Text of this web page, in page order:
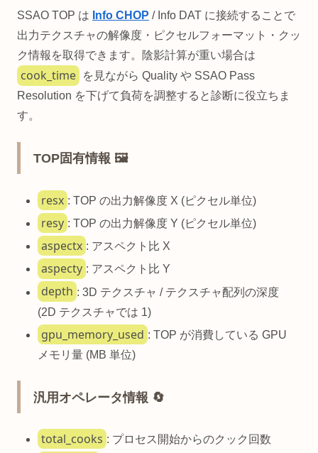
SSAO TOP は Info CHOP / Info DAT に接続することで
出力テクスチャの解像度・ピクセルフォーマット・クッ
ク情報を取得できます。陰影計算が重い場合は
cook_time
を見ながら Quality や SSAO Pass
Resolution を下げて負荷を調整すると診断に役立ちま
す。
TOP固有情報 🖼️
resx : TOP の出力解像度 X (ピクセル単位)
resy : TOP の出力解像度 Y (ピクセル単位)
aspectx : アスペクト比 X
aspecty : アスペクト比 Y
depth : 3D テクスチャ / テクスチャ配列の深度
(2D テクスチャでは 1)
gpu_memory_used : TOP が消費している GPU
メモリ量 (MB 単位)
汎用オペレータ情報 🔄
total_cooks : プロセス開始からのクック回数